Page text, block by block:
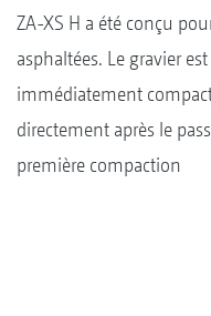
ZA-XS H a été conçu
asphaltées. Le gravier
immédiatement
directement après le
première compaction